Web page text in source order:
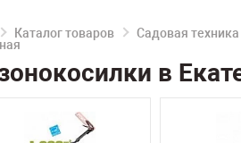
Каталог товаров Садовая техника
в